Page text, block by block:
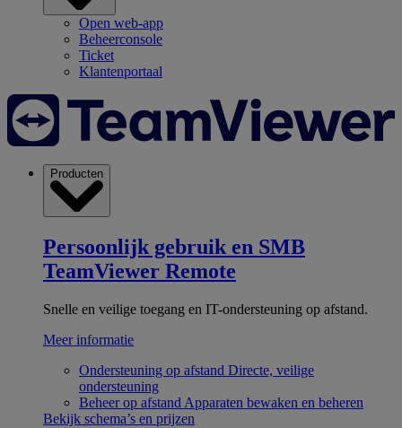
Open web-app
Beheerconsole
Ticket
Klantenportaal
Producten
Persoonlijk gebruik en SMB
TeamViewer Remote
Snelle en veilige toegang en IT-ondersteuning op afstand.
Meer informatie
Ondersteuning op afstand Directe, veilige
ondersteuning
Beheer op afstand Apparaten bewaken en beheren
Bekijk schema’s en prijzen